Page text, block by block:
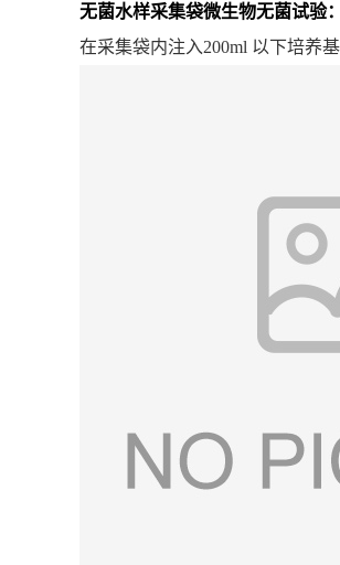
无菌水样采集袋微生物无菌试验：
在采集袋内注入200ml 以下培养